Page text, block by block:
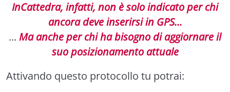
InCattedra, infatti, non è solo indicato per chi
ancora deve inserirsi in GPS...
... Ma anche per chi ha bisogno di aggiornare il
suo posizionamento attuale
Attivando questo protocollo tu potrai: